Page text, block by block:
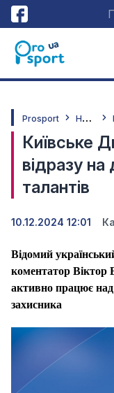
Prosport Н
овини
Київське
відразу на
талантів
10.12.2024 12:01
Відомий
коментатор Віктор
активно працює над
захисника